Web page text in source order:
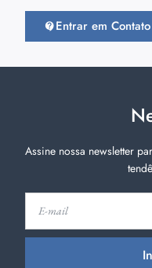
Entrar em Contato
Assine nossa newsletter